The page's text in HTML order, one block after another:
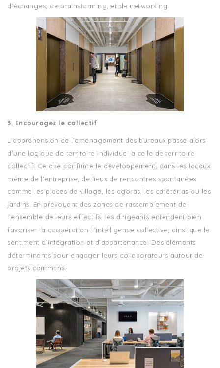
d’échanges, de brainstorming, et de networking.
3. Encouragez le collectif
L’appréhension de l’aménagement des bureaux passe alors
d’une logique de territoire individuel à celle de territoire
collectif. Ce que confirme le développement, dans les locaux
même de l’entreprise, de lieux de rencontres spontanées
comme les places de village, les agoras, les cafétérias ou les
jardins. En prévoyant des zones de rassemblement de
l’ensemble de leurs effectifs, les dirigeants entendent bien
favoriser la coopération, l’intelligence collective, ainsi que le
sentiment d’intégration et d’appartenance. Des éléments
déterminants pour engager leurs collaborateurs autour de
projets communs.